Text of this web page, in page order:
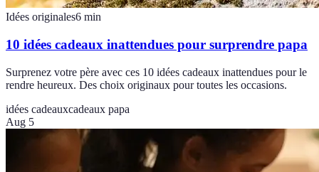
Idées originales6 min
10 idées cadeaux inattendues pour surprendre papa
Surprenez votre père avec ces 10 idées cadeaux inattendues pour le
rendre heureux. Des choix originaux pour toutes les occasions.
idées cadeauxcadeaux papa
Aug 5